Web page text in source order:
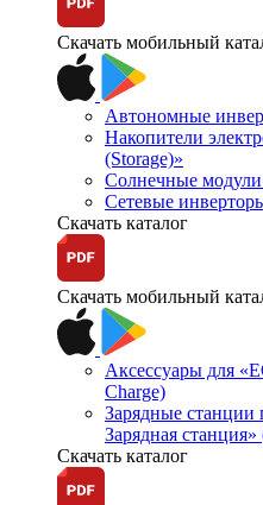
Скачать мобильный
Автономные
Накопители
(Storage)»
Солнечные
Сетевые
Скачать каталог
Скачать мобильный
Аксессуары для
Charge)
Зарядные станции
Зарядная
Скачать каталог